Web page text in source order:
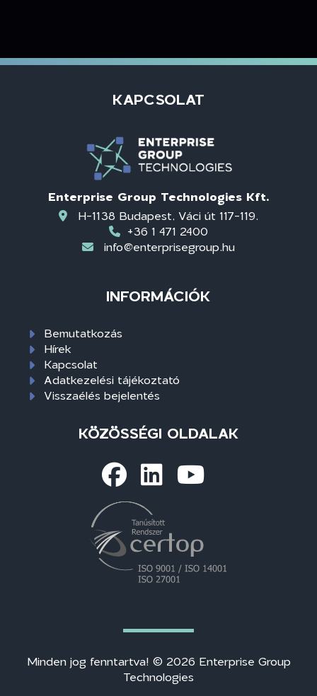
KAPCSOLAT
Enterprise Group Technologies Kft.
H-1138 Budapest, Váci út 117-119.
+36 1 471 2400
info@enterprisegroup.hu
INFORMÁCIÓK
Bemutatkozás
Hírek
Kapcsolat
Adatkezelési tájékoztató
Visszaélés bejelentés
KÖZÖSSÉGI OLDALAK
Minden jog fenntartva! © 2026 Enterprise Group
Technologies